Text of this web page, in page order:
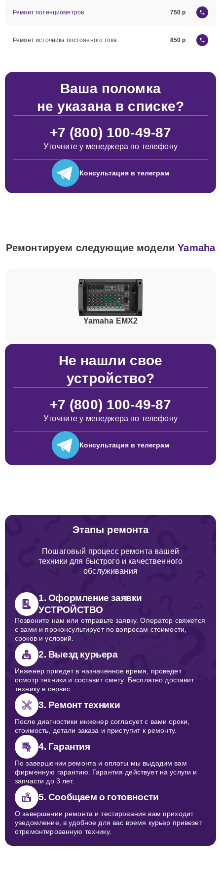
Ремонт потенциометров 750
Ремонт источника постоянного тока 850
Ваша поломка
не указана в списке?
+7 (800) 100-49-87
Уточните у менеджера по телефону
Консультация в телеграм
Ремонтируем следующие моделиYamaha
Yamaha EMX2
Не нашли свое
устройство?
+7 (800) 100-49-87
Уточните у менеджера по телефону
Консультация в телеграм
Этапы ремонта
Пошаговый процесс ремонта вашей
техники для быстрого и качественного
обслуживания
1. Оформление заявки
УСТРОЙСТВО
Позвоните нам или отправьте заявку. Оператор свяжется
с вами и проконсультирует по вопросам стоимости,
сроков и условий.
2. Выезд курьера
Инженер приедет в назначенное время, проведет
осмотр техники и составит смету. Бесплатно доставит
технику в сервис.
3. Ремонт техники
После диагностики инженер согласует с вами сроки,
стоимость, детали заказа и приступит к ремонту.
4. Гарантия
По завершении ремонта и оплаты мы выдадим вам
фирменную гарантию. Гарантия действует на услуги и
запчасти до 3 лет.
5. Сообщаем о готовности
О завершении ремонта и тестирования вам приходит
уведомление, в удобное для вас время курьер привезет
отремонтированную технику.